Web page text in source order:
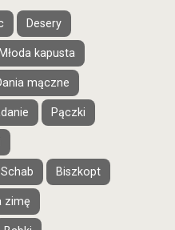
Desery
Młoda kapusta
mączne
Pączki
Schab Biszkopt
zimę